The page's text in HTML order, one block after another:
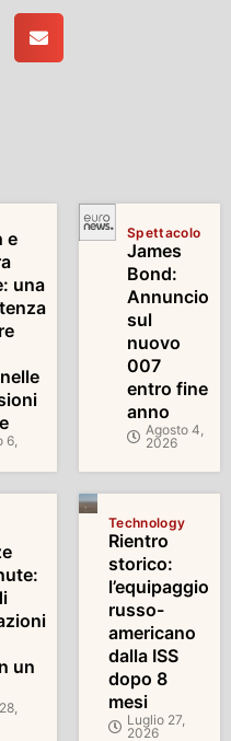
e
una
6,
Spettacolo
James
Bond:
Annuncio
sul
nuovo
007
entro fine
anno
Agosto 4,
2026
un
Technology
Rientro
storico:
l’equipaggio
russo-
americano
dalla ISS
dopo 8
mesi
Luglio 27,
2026